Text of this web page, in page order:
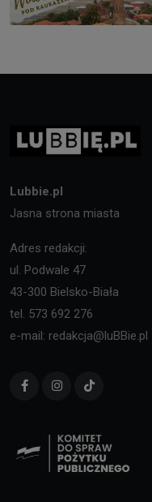
Lubbie.pl
Jasna strona miasta
Adres redakcji:
ul. Podwale 47
43-300 Bielsko-Biała
tel. 573 692 276
e-mail: redakcja@luBBie.pl